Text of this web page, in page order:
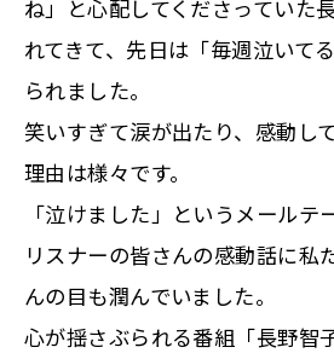
ね」と心配してくださっていた
れてきて、先日は「毎週泣いて
られました。
笑いすぎて涙が出たり、感動し
理由は様々です。
「泣けました」というメールテ
リスナーの皆さんの感動話に私
んの目も潤んでいました。
心が揺さぶられる番組「長野智